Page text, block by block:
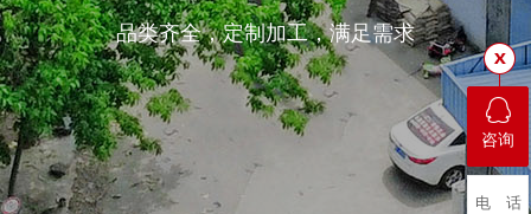
品类齐全，定制加工，满足需求
咨询
电 话